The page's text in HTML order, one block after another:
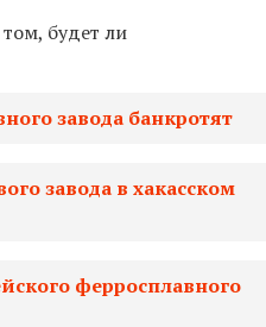
будет ли
завода банкротят
завода в хакасском
ферросплавного